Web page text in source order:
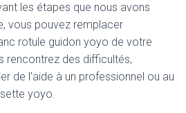
les étapes que nous avons
vous pouvez remplacer
rotule guidon yoyo de votre
rencontrez des difficultés,
de l’aide à un professionnel ou au
yoyo.